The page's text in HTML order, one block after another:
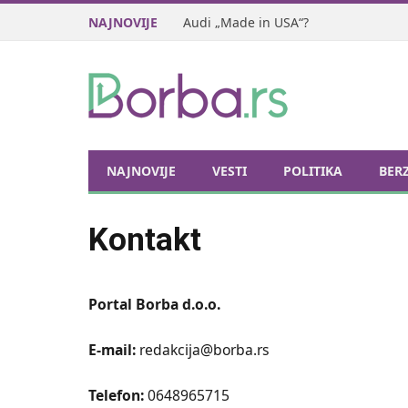
NAJNOVIJE Audi „Made in USA“?
NAJNOVIJE VESTI POLITIKA
Kontakt
Portal Borba d.o.o.
E-mail: redakcija@borba.rs
Telefon:0648965715